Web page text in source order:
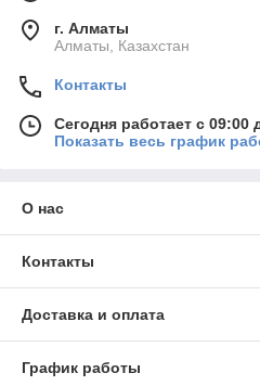
г. Алматы
Алматы, Казахстан
Контакты
Сегодня работает с 09:00
Показать весь график
О нас
Контакты
Доставка и оплата
График работы